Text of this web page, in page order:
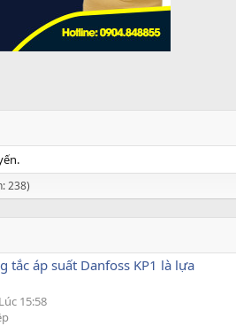
238)
tắc áp suất Danfoss KP1 là lựa
Lúc 15:58